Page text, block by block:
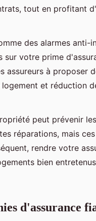
tout en profitant
des alarmes anti-
votre prime
assureurs à proposer
et réduction
peut prévenir
réparations, mais
rendre votre
bien
d'assurance